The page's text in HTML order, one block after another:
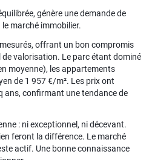
génère une demande de
marché immobilier.
offrant un bon compromis
valorisation. Le parc étant dominé
moyenne), les appartements
de 1 957 €/m². Les prix ont
ans, confirmant une tendance de
: ni exceptionnel, ni décevant.
feront la différence. Le marché
actif. Une bonne connaissance